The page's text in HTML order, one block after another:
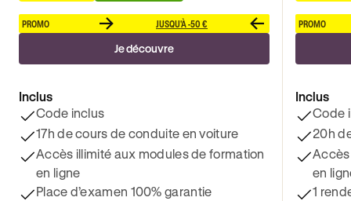
PROMO JUSQU'À -50 €
Je découvre
Inclus
Code inclus
17h de cours de conduite en voiture
Accès illimité aux modules de formation
en ligne
Place d’examen 100% garantie
PROMO
Inclus
Code
20h
en
1